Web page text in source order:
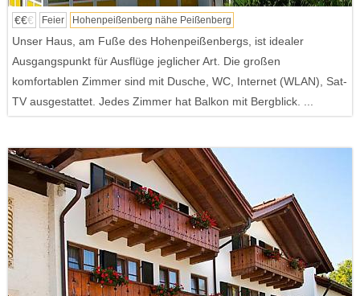
€€€ Feier Hohenpeißenberg nähe Peißenberg
Unser Haus, am Fuße des Hohenpeißenbergs, ist idealer
Ausgangspunkt für Ausflüge jeglicher Art. Die großen
komfortablen Zimmer sind mit Dusche, WC, Internet (WLAN), Sat-
TV ausgestattet. Jedes Zimmer hat Balkon mit Bergblick. ...